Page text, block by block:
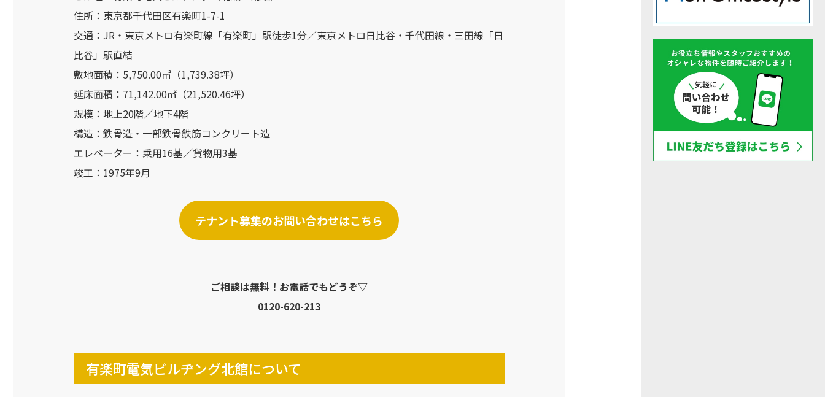
住所：東京都千代田区有楽町1-7-1
交通：JR・東京メトロ有楽町線「有楽町」駅徒歩1分／東京メトロ日比谷・千代田線・三田線「日
比谷」駅直結
敷地面積：5,750.00㎡（1,739.38坪）
延床面積：71,142.00㎡（21,520.46坪）
規模：地上20階／地下4階
構造：鉄骨造・一部鉄骨鉄筋コンクリート造
エレベーター：乗用16基／貨物用3基
竣工：1975年9月
テナント募集のお問い合わせはこちら
ご相談は無料！お電話でもどうぞ▽
0120-620-213
有楽町電気ビルヂング北館について